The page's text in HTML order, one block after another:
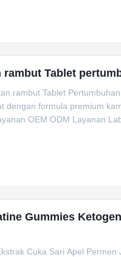
Tablet
rambut Tablet
dengan formula premium
OEM ODM Layanan
Gummies
Cuka Sari Apel